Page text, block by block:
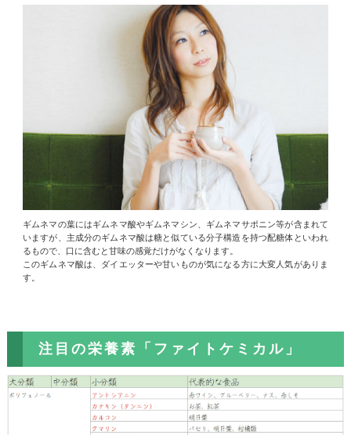
ギムネマの葉にはギムネマ酸やギムネマシン、ギムネマサポニン等が含まれて
いますが、主成分のギムネマ酸は糖と似ている分子構造を持つ配糖体といわれ
るもので、口に含むと甘味の感覚だけがなくなります。
このギムネマ酸は、ダイエッターや甘いものが気になる方に大変人気がありま
す。
注目の栄養素「ファイトケミカル」